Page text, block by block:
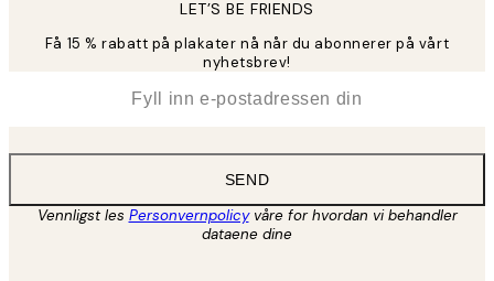
LET’S BE FRIENDS
Få 15 % rabatt på plakater nå når du abonnerer på vårt
nyhetsbrev!
SEND
Vennligst les Personvernpolicyvåre for hvordan vi behandler
dataene dine